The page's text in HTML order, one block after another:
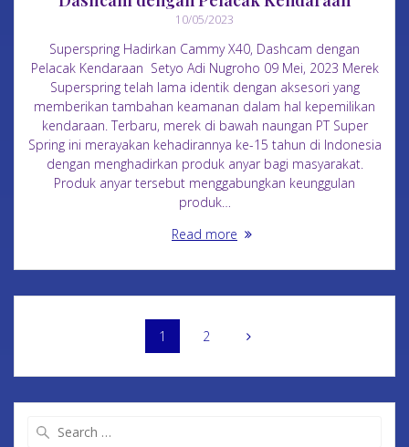
10/05/2023
Superspring Hadirkan Cammy X40, Dashcam dengan
Pelacak Kendaraan Setyo Adi Nugroho 09 Mei, 2023 Merek
Superspring telah lama identik dengan aksesori yang
memberikan tambahan keamanan dalam hal kepemilikan
kendaraan. Terbaru, merek di bawah naungan PT Super
Spring ini merayakan kehadirannya ke-15 tahun di Indonesia
dengan menghadirkan produk anyar bagi masyarakat.
Produk anyar tersebut menggabungkan keunggulan
produk…
Read more
1 2